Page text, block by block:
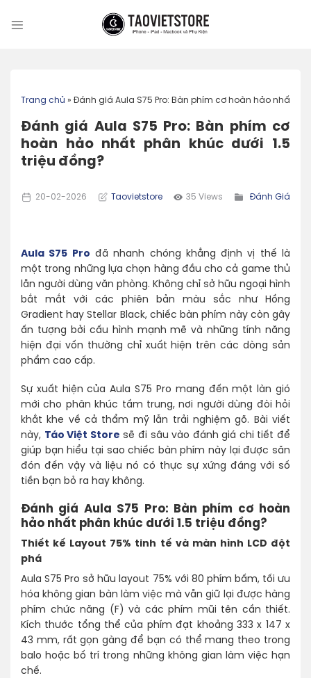
Trang chủ » Đánh giá Aula S75 Pro: Bàn phím cơ hoàn hảo nhất
Đánh giá Aula S75 Pro: Bàn phím cơ
hoàn hảo nhất phân khúc dưới 1.5
triệu đồng?
20-02-2026 Taovietstore 35 Views Đánh Giá
Aula S75 Pro đã nhanh chóng khẳng định vị thế là
một trong những lựa chọn hàng đầu cho cả game thủ
lẫn người dùng văn phòng. Không chỉ sở hữu ngoại hình
bắt mắt với các phiên bản màu sắc như Hồng
Gradient hay Stellar Black, chiếc bàn phím này còn gây
ấn tượng bởi cấu hình mạnh mẽ và những tính năng
hiện đại vốn thường chỉ xuất hiện trên các dòng sản
phẩm cao cấp.
Sự xuất hiện của Aula S75 Pro mang đến một làn gió
mới cho phân khúc tầm trung, nơi người dùng đòi hỏi
khắt khe về cả thẩm mỹ lẫn trải nghiệm gõ. Bài viết
này, Táo Việt Store sẽ đi sâu vào đánh giá chi tiết để
giúp bạn hiểu tại sao chiếc bàn phím này lại được săn
đón đến vậy và liệu nó có thực sự xứng đáng với số
tiền bạn bỏ ra hay không.
Đánh giá Aula S75 Pro: Bàn phím cơ hoàn
hảo nhất phân khúc dưới 1.5 triệu đồng?
Thiết kế Layout 75% tinh tế và màn hình LCD đột
phá
Aula S75 Pro sở hữu layout 75% với 80 phím bấm, tối ưu
hóa không gian bàn làm việc mà vẫn giữ lại được hàng
phím chức năng (F) và các phím mũi tên cần thiết.
Kích thước tổng thể của phím đạt khoảng 333 x 147 x
43 mm, rất gọn gàng để bạn có thể mang theo trong
balo hoặc bố trí trong những không gian làm việc hạn
chế.